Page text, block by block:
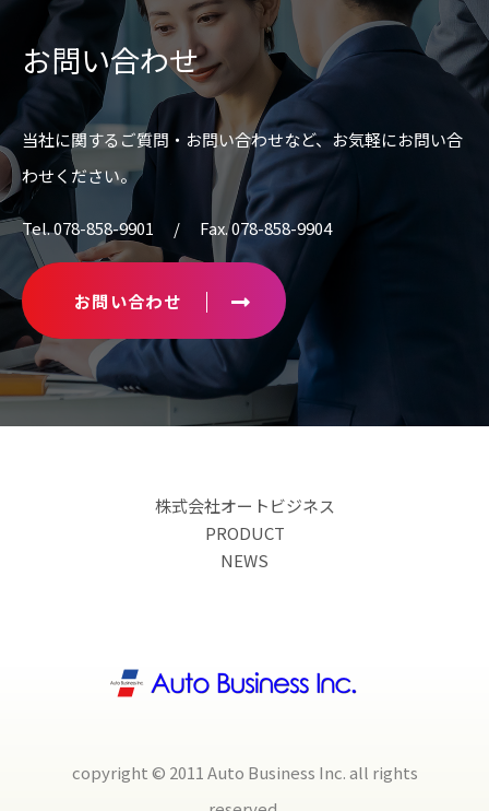
お問い合わせ
当社に関するご質問・お問い合わせなど、お気軽にお問い合
わせください。
Tel. 078-858-9901 / Fax. 078-858-9904
お問い合わせ
株式会社オートビジネス
PRODUCT
NEWS
copyright © 2011 Auto Business Inc. all rights